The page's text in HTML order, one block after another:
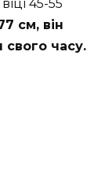
45-55
см, він
часу.